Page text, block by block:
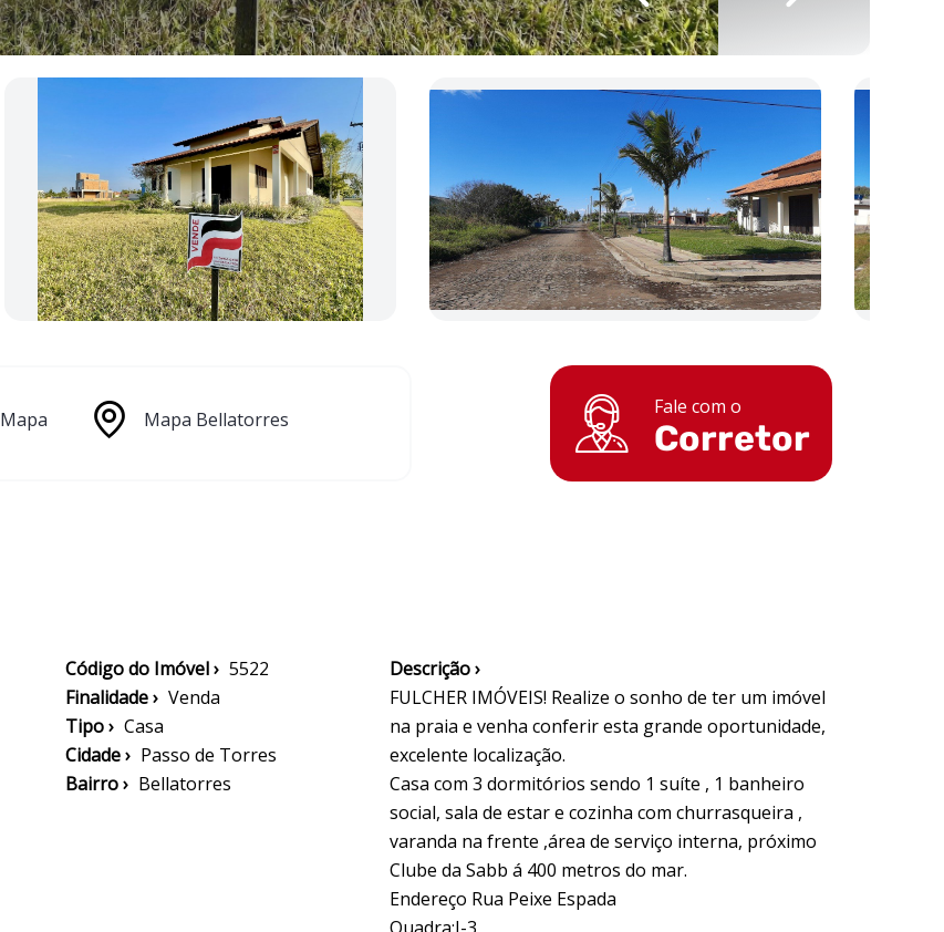
Mapa Mapa Bellatorres
Fale com o
Corretor
Código do Imóvel › 5522
Finalidade › Venda
Tipo › Casa
Cidade › Passo de Torres
Bairro › Bellatorres
Descrição ›
FULCHER IMÓVEIS! Realize o sonho de ter um imóvel
na praia e venha conferir esta grande oportunidade,
excelente localização.
Casa com 3 dormitórios sendo 1 suíte , 1 banheiro
social, sala de estar e cozinha com churrasqueira ,
varanda na frente ,área de serviço interna, próximo
Clube da Sabb á 400 metros do mar.
Endereço Rua Peixe Espada